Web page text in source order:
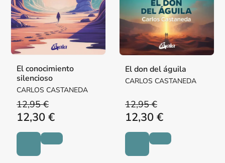
El conocimiento
silencioso
CARLOS CASTANEDA
12,95 €
12,30 €
El don del águila
CARLOS CASTANEDA
12,95 €
12,30 €